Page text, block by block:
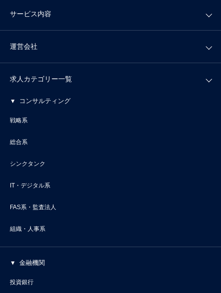
サービス内容
運営会社
求人カテゴリー一覧
コンサルティング
戦略系
総合系
シンクタンク
IT・デジタル系
FAS系・監査法人
組織・人事系
金融機関
投資銀行